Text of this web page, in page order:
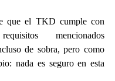
que el TKD cumple con
mencionados
de sobra, pero como
nada es seguro en esta